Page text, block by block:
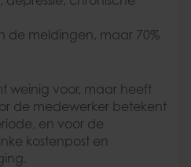
de meldingen, maar 70%
weinig voor, maar heeft
de medewerker betekent
en voor de
kostenpost en